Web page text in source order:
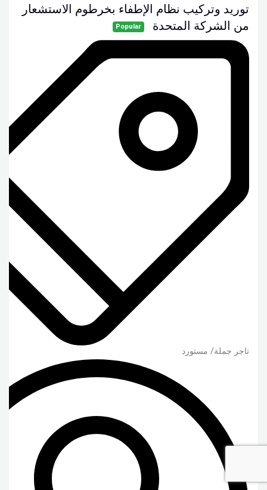
توريد وتركيب نظام الإطفاء بخرطوم الاستشعار
من الشركة المتحدة
Popular
تاجر جملة/ مستورد